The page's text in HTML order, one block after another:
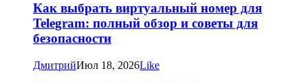
Как выбрать виртуальный номер для
Telegram: полный обзор и советы для
безопасности
ДмитрийИюл 18, 2026Like